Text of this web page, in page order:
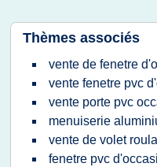
Thèmes associés
vente de fenetre
vente fenetre pvc
vente porte pvc
menuiserie
vente de volet
fenetre pvc